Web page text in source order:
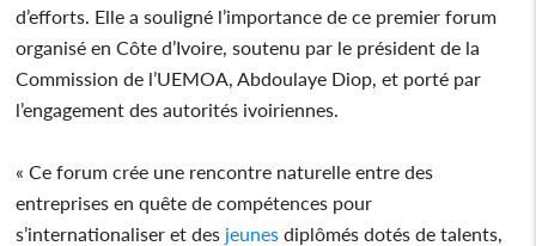
d’efforts. Elle a souligné l’importance de ce premier forum
organisé en Côte d’Ivoire, soutenu par le président de la
Commission de l’UEMOA, Abdoulaye Diop, et porté par
l’engagement des autorités ivoiriennes.
« Ce forum crée une rencontre naturelle entre des
entreprises en quête de compétences pour
s’internationaliser et des jeunes diplômés dotés de talents,